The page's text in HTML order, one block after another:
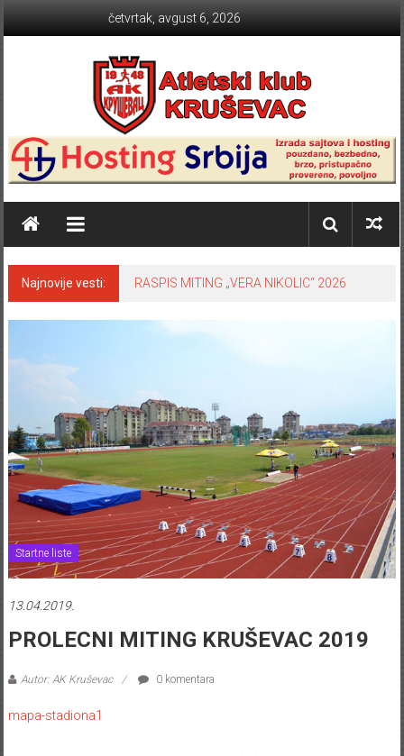
četvrtak, avgust 6, 2026
Atletski klub KRUŠEVAC
Najnovije vesti: RASPIS MITING „VERA NIKOLIC“ 2026
Startne liste
13.04.2019.
PROLECNI MITING KRUŠEVAC 2019
Autor: AK Kruševac 0 komentara
mapa-stadiona1